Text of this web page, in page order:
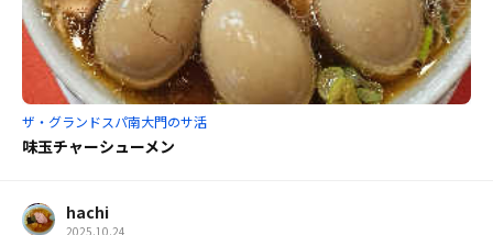
ザ・グランドスパ南大門のサ活
味玉チャーシューメン
hachi
2025.10.24